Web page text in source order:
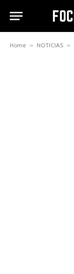
Home » NOTICIAS »